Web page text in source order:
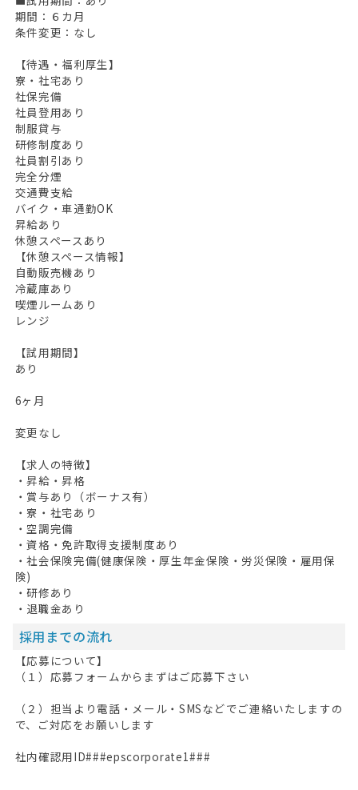
期間：６カ月
条件変更：なし
【待遇・福利厚生】
寮・社宅あり
社保完備
社員登用あり
制服貸与
研修制度あり
社員割引あり
完全分煙
交通費支給
バイク・車通勤OK
昇給あり
休憩スペースあり
【休憩スペース情報】
自動販売機あり
冷蔵庫あり
喫煙ルームあり
レンジ
【試用期間】
あり
6ヶ月
変更なし
【求人の特徴】
・昇給・昇格
・賞与あり（ボーナス有）
・寮・社宅あり
・空調完備
・資格・免許取得支援制度あり
・社会保険完備(健康保険・厚生年金保険・労災保険・雇用保
険)
・研修あり
・退職金あり
採用までの流れ
【応募について】
（１）応募フォームからまずはご応募下さい
（２）担当より電話・メール・SMSなどでご連絡いたしますの
で、ご対応をお願いします
社内確認用ID###epscorporate1###